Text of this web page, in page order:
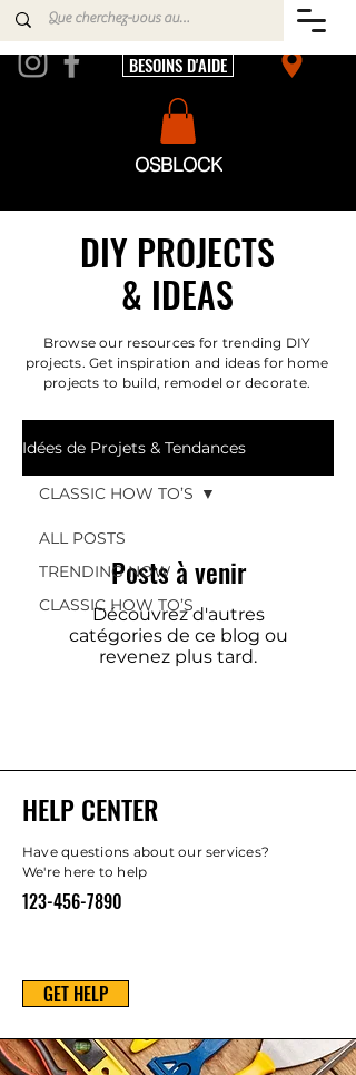
BESOINS D'AIDE
OSBLOCK
DIY PROJECTS
& IDEAS
Browse our resources for trending DIY
projects. Get inspiration and ideas for home
projects to build, remodel or decorate.
Idées de Projets & Tendances
ALL POSTS
TRENDING NOW
CLASSIC HOW TO’S
CLASSIC HOW TO’S
Posts à venir
Découvrez d'autres
catégories de ce blog ou
revenez plus tard.
HELP CENTER
Have questions about our services?
We're here to help
123-456-7890
GET HELP